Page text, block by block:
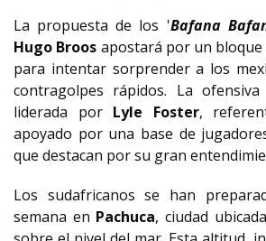
La propuesta de los 'Bafana
Hugo Broos apostará por un
para intentar sorprender a los
contragolpes rápidos. La
liderada por Lyle Foster,
apoyado por una base de
que destacan por su gran
Los sudafricanos se han
semana en Pachuca, ciudad